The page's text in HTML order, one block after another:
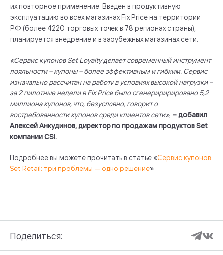
их повторное применение. Введен в продуктивную
эксплуатацию во всех магазинах Fix Price на территории
РФ (более 4220 торговых точек в 78 регионах страны),
планируется внедрение и в зарубежных магазинах сети.
«Сервис купонов Set Loyalty делает современный инструмент
лояльности – купоны – более эффективным и гибким. Сервис
изначально рассчитан на работу в условиях высокой нагрузки –
за 2 пилотные недели в Fix Price было сгенериририровано 5,2
миллиона купонов, что, безусловно, говорит о
востребованности купонов среди клиентов сети», – добавил
Алексей Анкудинов, директор по продажам продуктов Set
компании CSI.
Подробнее вы можете прочитать в статье «Cервис купонов
Set Retail: три проблемы — одно решение»
Поделиться: